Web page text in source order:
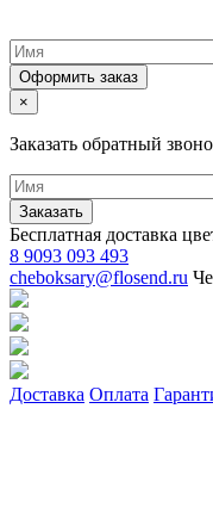
Оформить заказ
×
Заказать обратный
Заказать
Бесплатная доставка
8 9093 093 493
cheboksary@flosend.ru
Доставка Оплата